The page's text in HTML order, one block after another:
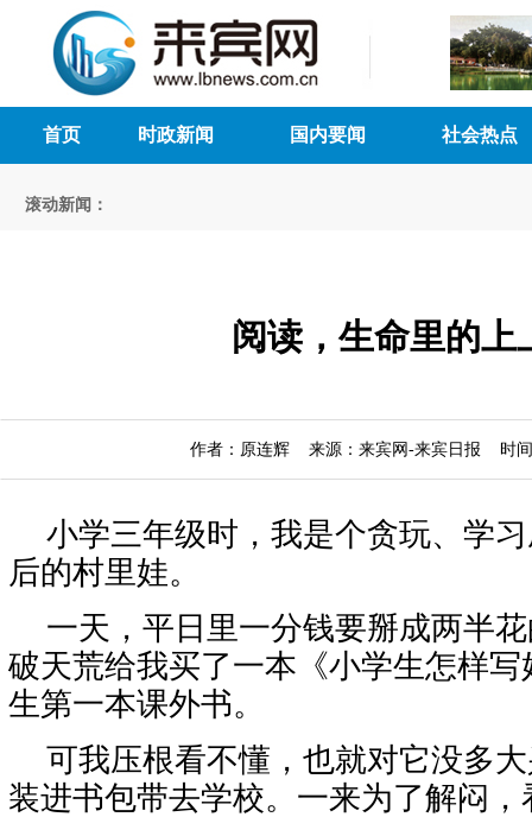
首页 时政新闻 国内要闻 社会热点
滚动新闻：
阅读，生命里的上
作者：原连辉 来源：来宾网-来宾日报 时间
小学三年级时，我是个贪玩、学
后的村里娃。
一天，平日里一分钱要掰成两半
破天荒给我买了一本《小学生怎样
生第一本课外书。
可我压根看不懂，也就对它没多
装进书包带去学校。一来为了解闷